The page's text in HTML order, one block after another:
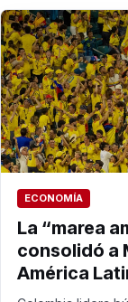
ECONOMÍA
La “marea
consolidó a
América